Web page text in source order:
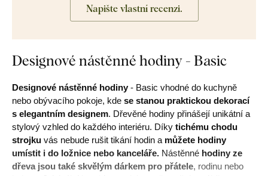
Napište vlastní recenzi.
Designové nástěnné hodiny - Basic
Designové nástěnné hodiny - Basic vhodné do kuchyně
nebo obývacího pokoje, kde se stanou praktickou dekorací
s elegantním designem. Dřevěné hodiny přinášejí unikátní a
stylový vzhled do každého interiéru. Díky tichému chodu
strojku vás nebude rušit tikání hodin a můžete hodiny
umístit i do ložnice nebo kanceláře. Nástěnné hodiny ze
dřeva jsou také skvělým dárkem pro přátele, rodinu nebo